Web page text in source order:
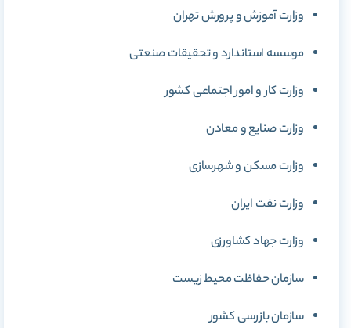
وزارت آموزش و پرورش تهران
موسسه استاندارد و تحقیقات صنعتی
وزارت کار و امور اجتماعی کشور
وزارت صنایع و معادن
وزارت مسکن و شهرسازی
وزارت نفت ایران
وزارت جهاد کشاورزی
سازمان حفاظت محیط زیست
سازمان بازرسی کشور